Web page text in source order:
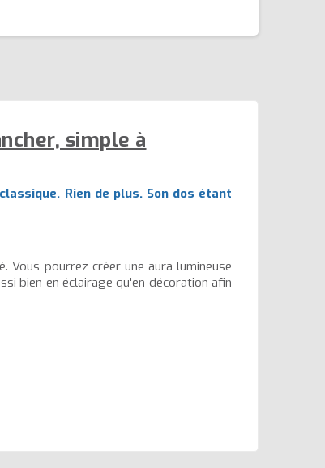
simple à
Rien de plus. Son dos étant
pourrez créer une aura lumineuse
bien en éclairage qu'en décoration afin